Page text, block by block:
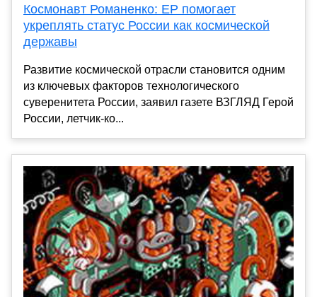
Космонавт Романенко: ЕР помогает
укреплять статус России как космической
державы
Развитие космической отрасли становится одним
из ключевых факторов технологического
суверенитета России, заявил газете ВЗГЛЯД Герой
России, летчик-ко...